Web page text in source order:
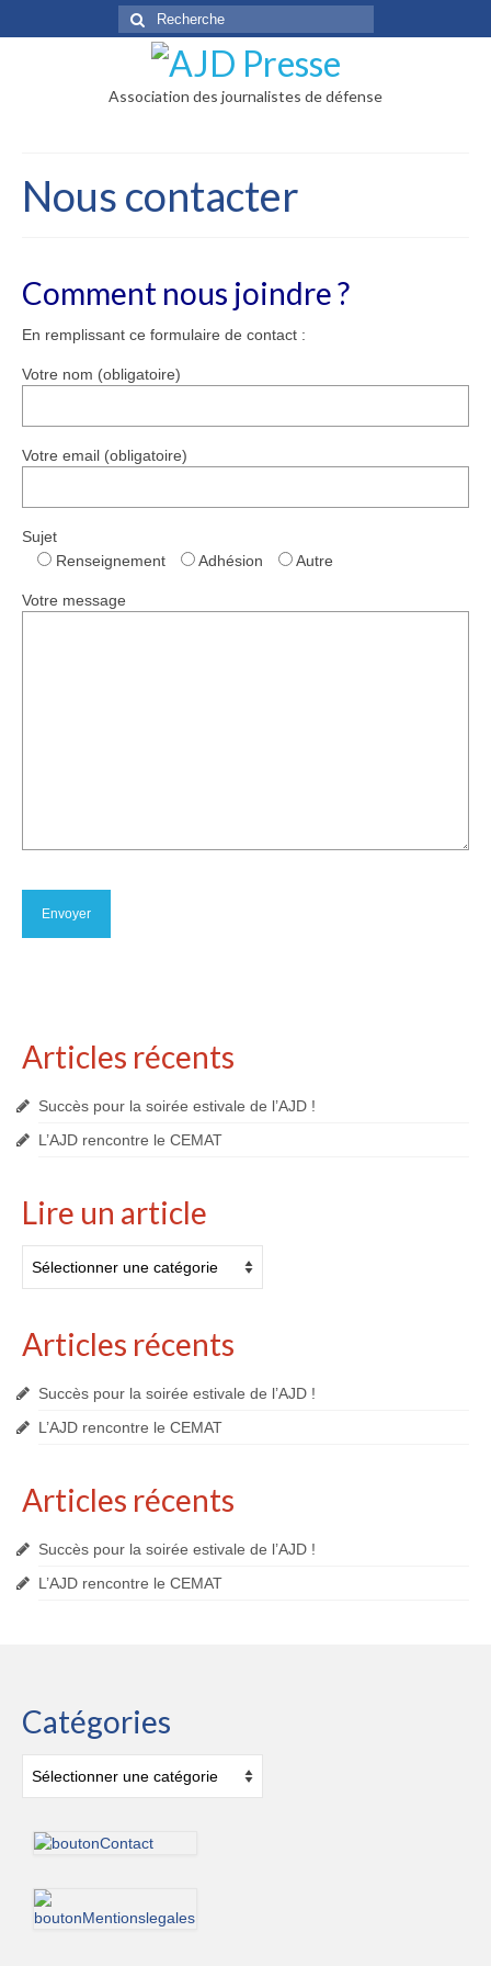
Rechercher
:
Association des journalistes de défense
Nous contacter
Comment nous joindre ?
En remplissant ce formulaire de contact :
Votre nom (obligatoire)
Votre email (obligatoire)
Sujet
Renseignement
Adhésion Autre
Votre message
Articles récents
Succès pour la soirée estivale de l’AJD !
L’AJD rencontre le CEMAT
Lire un article
un
Articles récents
Succès pour la soirée estivale de l’AJD !
L’AJD rencontre le CEMAT
Articles récents
Succès pour la soirée estivale de l’AJD !
L’AJD rencontre le CEMAT
Catégories